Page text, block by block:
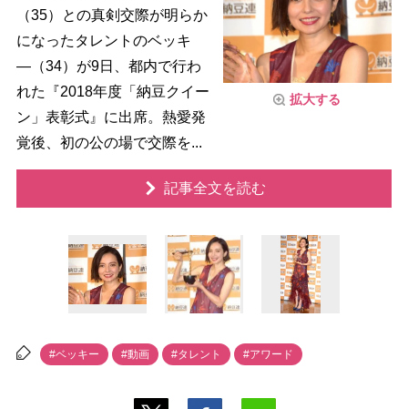
拡大する
（35）との真剣交際が明らか
になったタレントのベッキ
―（34）が9日、都内で行わ
れた『2018年度「納豆クイー
ン」表彰式』に出席。熱愛発
覚後、初の公の場で交際を...
記事全文を読む
#ベッキー #動画 #タレント #アワード